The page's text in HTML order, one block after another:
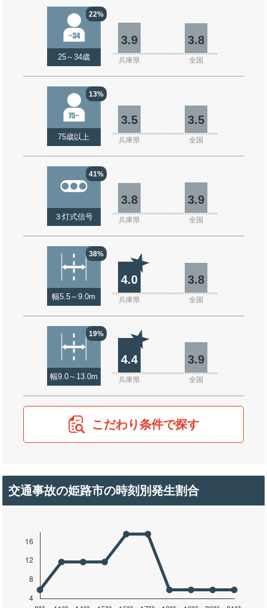
22%
25～34歳
3.9 3.8
兵庫県 全国
13%
75歳以上
3.5 3.5
兵庫県 全国
41%
３灯式信号
3.8 3.9
兵庫県 全国
38%
幅5.5～9.0m
4.0 3.8
兵庫県 全国
19%
幅9.0～13.0m
4.4 3.9
兵庫県 全国
こだわり条件で探す
交通事故の姫路市の時刻別発生割合